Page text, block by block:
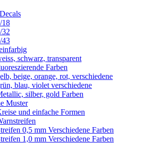
18
32
43
schwarz, transparent
Farben
beige, orange, rot, verschiedene
blau, violet verschiedene
silber, gold Farben
Muster
und einfache Formen
0,5 mm Verschiedene Farben
1,0 mm Verschiedene Farben